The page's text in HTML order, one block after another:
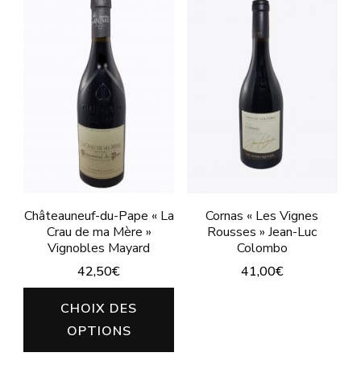
variations.
Les
options
peuvent
être
choisies
sur
page
du
Châteauneuf-du-Pape « La
Crau de ma Mère »
Vignobles Mayard
42,50€
CHOIX DES
OPTIONS
a
Cornas « Les Vignes
Rousses » Jean-Luc
Colombo
41,00€